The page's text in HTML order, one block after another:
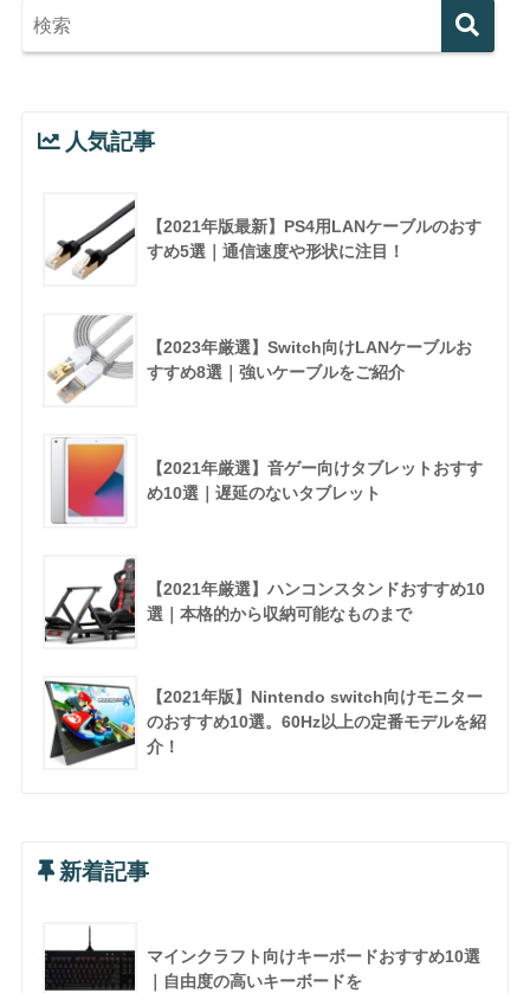
人気記事
【2021年版最新】PS4用LANケーブルのおす
すめ5選｜通信速度や形状に注目！
【2023年厳選】Switch向けLANケーブルお
すすめ8選｜強いケーブルをご紹介
【2021年厳選】音ゲー向けタブレットおすす
め10選｜遅延のないタブレット
【2021年厳選】ハンコンスタンドおすすめ10
選｜本格的から収納可能なものまで
【2021年版】Nintendo switch向けモニター
のおすすめ10選。60Hz以上の定番モデルを紹
介！
新着記事
マインクラフト向けキーボードおすすめ10選
｜自由度の高いキーボードを